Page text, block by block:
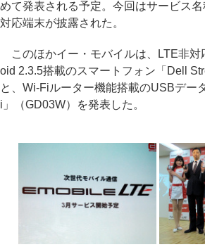
めて発表される予定。今回はサービス
対応端末が披露された。
このほかイー・モバイルは、LTE非対
oid 2.3.5搭載のスマートフォン「Dell
と、Wi-Fiルーター機能搭載のUSBデー
i」（GD03W）を発表した。